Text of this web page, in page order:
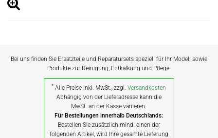
Bei uns finden Sie Ersatzteile und Reparatursets speziell für Ihr Modell sowie
Produkte zur Reinigung, Entkalkung und Pflege.
* Alle Preise inkl. MwSt., zzgl.Versandkosten
Abhängig von der Lieferadresse kann die
MwSt. an der Kasse variieren.
Für Bestellungen innerhalb Deutschlands:
Bestellen Sie zusätzlich mind. einen der
folgenden Artikel, wird Ihre gesamte Lieferung